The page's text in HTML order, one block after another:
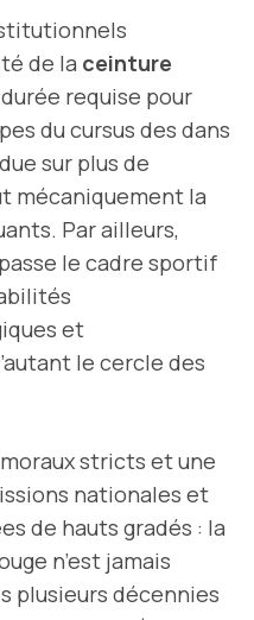
de la ceinture
requise pour
du cursus des dans
sur plus de
mécaniquement la
Par ailleurs,
le cadre sportif
et
le cercle des
stricts et une
nationales et
de hauts gradés : la
n’est jamais
plusieurs décennies